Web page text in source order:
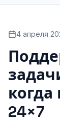
4 апреля
24×7